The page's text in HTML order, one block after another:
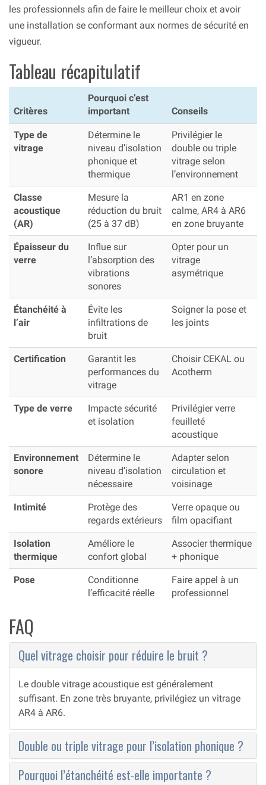
les professionnels afin de faire le meilleur choix et avoir
une installation se conformant aux normes de sécurité en
vigueur.
Tableau récapitulatif
Critères
Pourquoi c’est
important
Conseils
Type de
vitrage
Détermine le
niveau d’isolation
phonique et
thermique
Privilégier le
double ou triple
vitrage selon
l’environnement
Classe
acoustique
(AR)
Mesure la
réduction du bruit
(25 à 37 dB)
AR1 en zone
calme, AR4 à AR6
en zone bruyante
Épaisseur du
verre
Influe sur
l’absorption des
vibrations
sonores
Opter pour un
vitrage
asymétrique
Étanchéité à
l’air
Évite les
infiltrations de
bruit
Soigner la pose et
les joints
Certification
Garantit les
performances du
vitrage
Choisir CEKAL ou
Acotherm
Type de verre
Impacte sécurité
et isolation
Privilégier verre
feuilleté
acoustique
Environnement
sonore
Détermine le
niveau d’isolation
nécessaire
Adapter selon
circulation et
voisinage
Intimité
Protège des
regards extérieurs
Verre opaque ou
film opacifiant
Isolation
thermique
Améliore le
confort global
Associer thermique
+ phonique
Pose
Conditionne
l’efficacité réelle
Faire appel à un
professionnel
FAQ
Quel vitrage choisir pour réduire le bruit ?
Le double vitrage acoustique est généralement
suffisant. En zone très bruyante, privilégiez un vitrage
AR4 à AR6.
Double ou triple vitrage pour l’isolation phonique ?
Pourquoi l’étanchéité est-elle importante ?